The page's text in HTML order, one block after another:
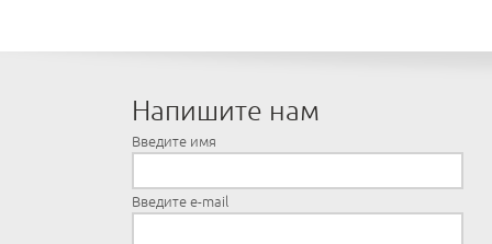
Напишите нам
Введите имя
Введите e-mail